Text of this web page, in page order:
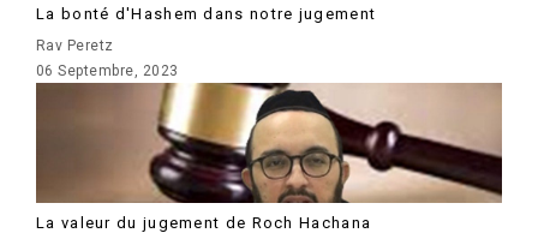
La bonté d'Hashem dans notre jugement
Rav Peretz
06 Septembre, 2023
La valeur du jugement de Roch Hachana